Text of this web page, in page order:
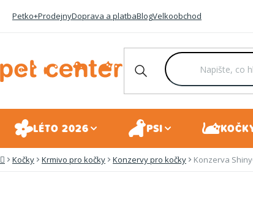
Petko+ProdejnyDoprava a platbaBlogVelkoobchod
LÉTO 2026 PSI
DomůKočky Krmivo pro kočky Konzervy pro kočky Konzerva